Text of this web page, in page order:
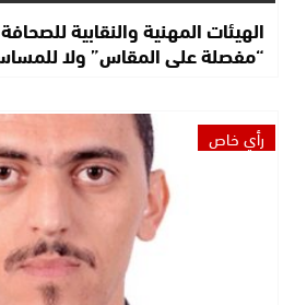
الهيئات المهنية والنقابية
“مفصلة على المقاس” ولا
رأي خاص